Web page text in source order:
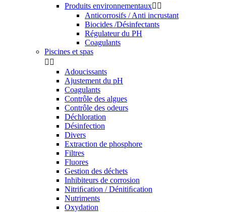
Produits environnementaux 
Anticorrosifs / Anti incrustant
Biocides /Désinfectants
Régulateur du PH
Coagulants
Piscines et spas
 
Adoucissants
Ajustement du pH
Coagulants
Contrôle des algues
Contrôle des odeurs
Déchloration
Désinfection
Divers
Extraction de phosphore
Filtres
Fluores
Gestion des déchets
Inhibiteurs de corrosion
Nitriﬁcation / Dénitiﬁcation
Nutriments
Oxydation